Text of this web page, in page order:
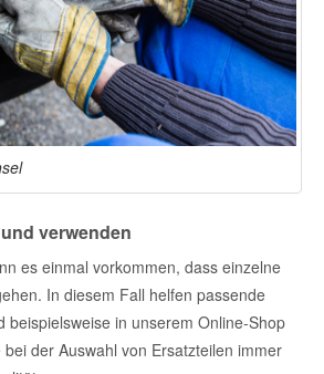
verwenden
es einmal vorkommen, dass einzelne
In diesem Fall helfen passende
beispielsweise in unserem Online-Shop
der Auswahl von Ersatzteilen immer